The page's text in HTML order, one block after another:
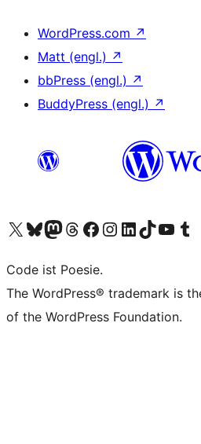
WordPress.com ↗
Matt (engl.) ↗
bbPress (engl.) ↗
BuddyPress (engl.) ↗
Das X-Konto (früher Twitter) von WordPress.org besuchen
Das Bluesky-Konto von WordPress.org besuchen
Das Mastodon-Konto von WordPress.org besuchen
Das Threads-Konto von WordPress.org besuchen
Die Facebook-Seite von WordPress.org besuchen
Das Instagram-Konto von WordPress.org besuchen
Das LinkedIn-Konto von WordPress.org besuchen
Das TikTok-Konto vonDen YouTube-Kanal von
Das
Code ist Poesie.
The WordPress® trademark is
of the WordPress Foundation.